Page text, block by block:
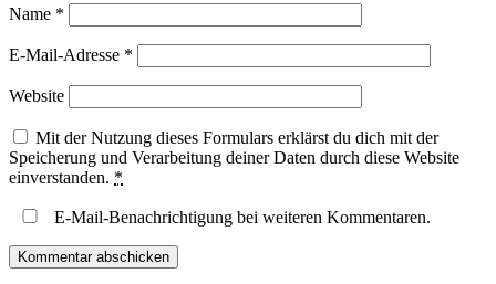
Name *
E-Mail-Adresse *
Website
Mit der Nutzung dieses Formulars erklärst du dich mit der
Speicherung und Verarbeitung deiner Daten durch diese Website
einverstanden. *
E-Mail-Benachrichtigung bei weiteren Kommentaren.